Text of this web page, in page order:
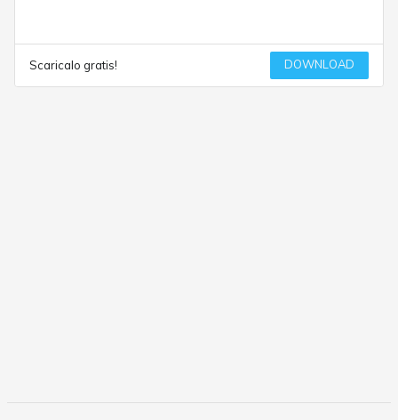
Scaricalo gratis! DOWNLOAD